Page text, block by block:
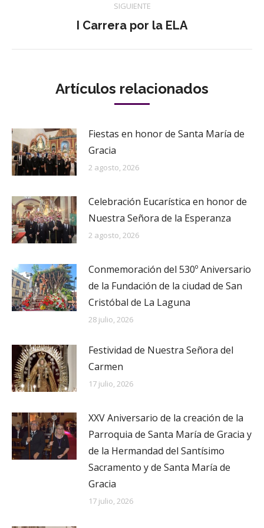
publicaciones
SIGUIENTE
Publicación
I Carrera por la ELA
Artículos relacionados
Fiestas en honor de Santa María de
Gracia
2 agosto, 2026
Celebración Eucarística en honor de
Nuestra Señora de la Esperanza
2 agosto, 2026
Conmemoración del 530º Aniversario
de la Fundación de la ciudad de San
Cristóbal de La Laguna
28 julio, 2026
Festividad de Nuestra Señora del
Carmen
17 julio, 2026
XXV Aniversario de la creación de la
Parroquia de Santa María de Gracia y
de la Hermandad del Santísimo
Sacramento y de Santa María de
Gracia
17 julio, 2026